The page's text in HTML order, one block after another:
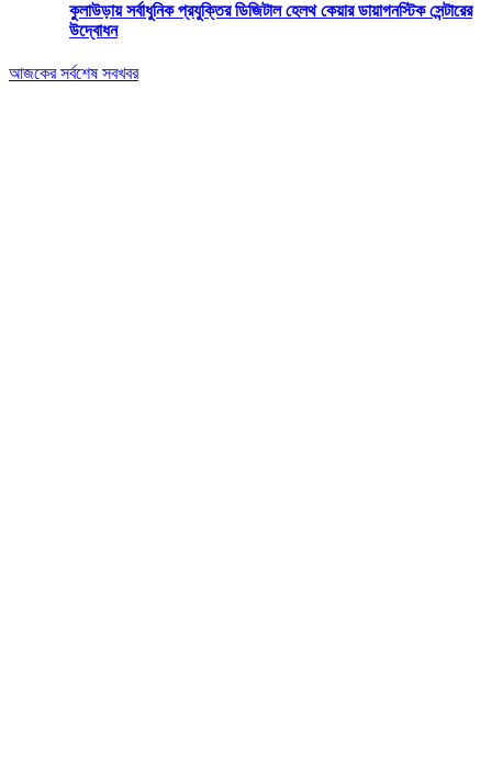
কুলাউড়ায় সর্বাধুনিক প্রযুক্তির ডিজিটাল হেলথ কেয়ার ডায়াগনস্টিক সেন্টারের
উদ্বোধন
আজকের সর্বশেষ সবখবর